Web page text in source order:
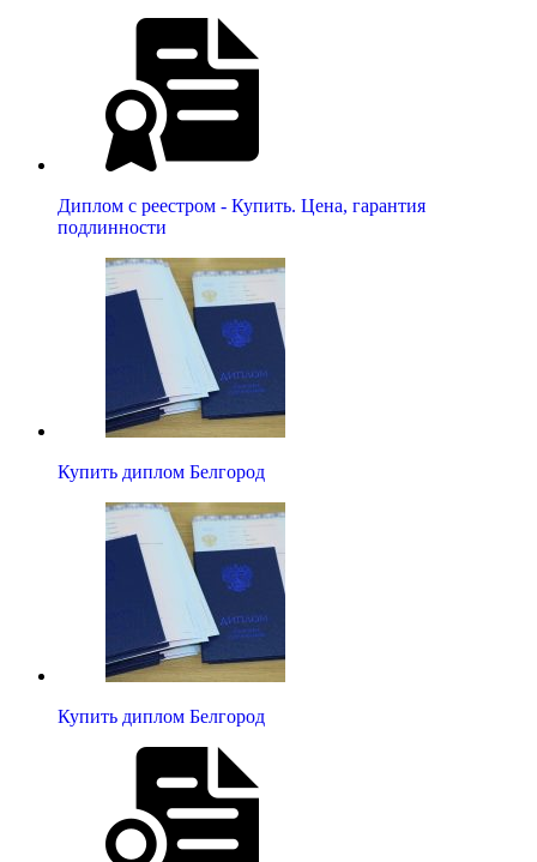
Диплом с реестром - Купить. Цена, гарантия
подлинности
Купить диплом Белгород
Купить диплом Белгород